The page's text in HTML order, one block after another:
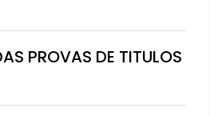
PROVAS DE TITULOS